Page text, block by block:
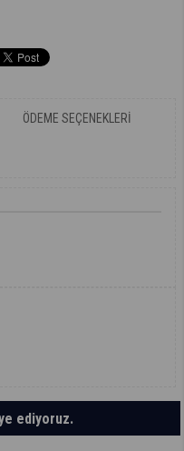
ÖDEME SEÇENEKLERI
ediyoruz.